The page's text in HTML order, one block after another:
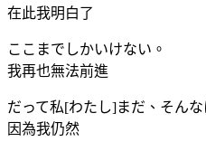
在此我明白了
ここまでしかいけない。
我再也無法前進
だって私[わたし]まだ、そんな
因為我仍然